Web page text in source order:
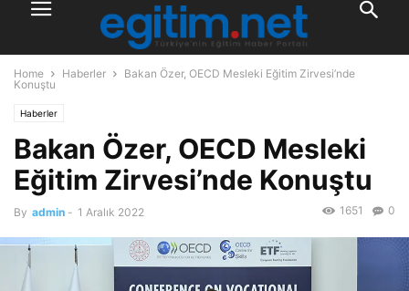
Home Haberler
Bakan Özer, OECD Mesleki Eğitim Zirvesi’nde
Konuştu
Haberler
Bakan Özer, OECD Mesleki
Eğitim Zirvesi’nde Konuştu
By admin - 1 Aralık 2022 0
1651